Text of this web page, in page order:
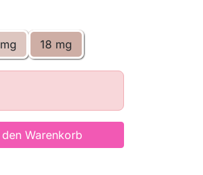
18 mg
den Warenkorb